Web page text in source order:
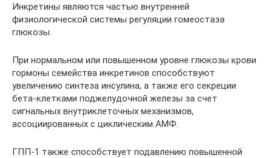
Инкретины являются частью внутренней
физиологической системы регуляции гомеостаза
глюкозы.
При нормальном или повышенном уровне глюкозы крови
гормоны семейства инкретинов способствуют
увеличению синтеза инсулина, а также его секреции
бета-клетками поджелудочной железы за счет
сигнальных внутриклеточных механизмов,
ассоциированных с циклическим АМФ.
ГПП-1 также способствует подавлению повышенной